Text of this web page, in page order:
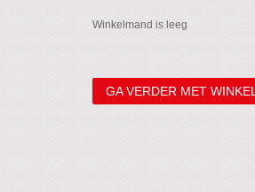
Winkelmand is leeg
GA VERDER MET